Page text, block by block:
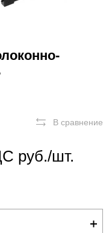
В сравнение
руб./шт.